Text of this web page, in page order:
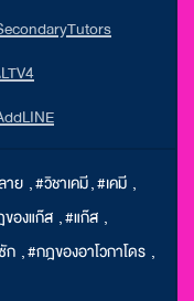
าย ,#วิชาเคมี,#เคมี ,
องแก๊ส ,#แก๊ส ,
ก ,#กฎของอาโวกาโดร ,